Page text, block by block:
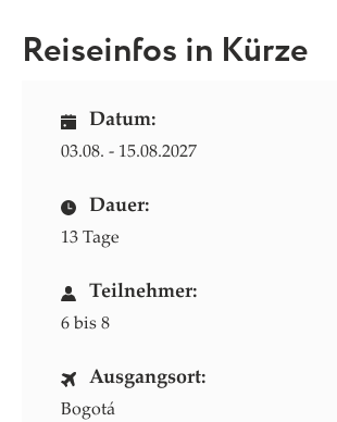
Reiseinfos in Kürze
Datum:
03.08. - 15.08.2027
Dauer:
13 Tage
Teilnehmer:
6 bis 8
Ausgangsort:
Bogotá